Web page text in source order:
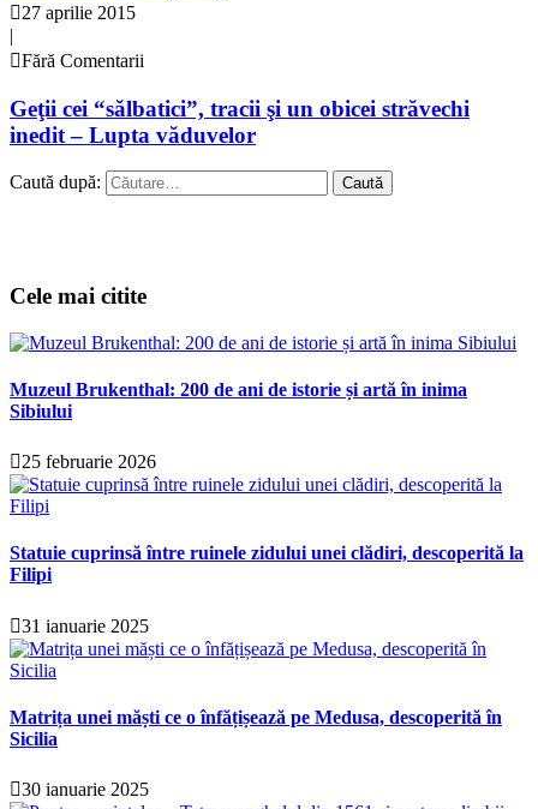
27 aprilie 2015
|
Fără Comentarii
Geţii cei “sălbatici”, tracii şi un obicei străvechi
inedit – Lupta văduvelor
Caută după:
Cele mai citite
Muzeul Brukenthal: 200 de ani de istorie și artă în inima
Sibiului
25 februarie 2026
Statuie cuprinsă între ruinele zidului unei clădiri, descoperită la
Filipi
31 ianuarie 2025
Matrița unei măști ce o înfățișează pe Medusa, descoperită în
Sicilia
30 ianuarie 2025